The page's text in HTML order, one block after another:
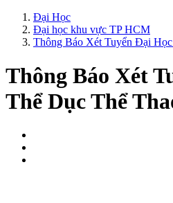
Đại Học
Đại học khu vực TP HCM
Thông Báo Xét Tuyển Đại
Thông Báo Xét
Thể Dục Thể